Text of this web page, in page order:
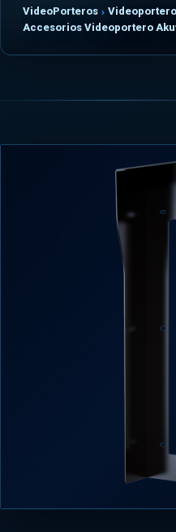
VideoPorteros
Accesorios Videoportero